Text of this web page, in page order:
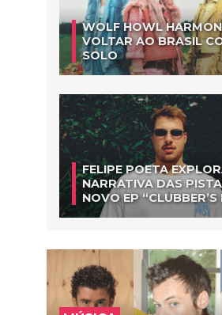
WOLF HOWL
VOLTAR AO BRASIL
SOLO
FELIPE POETA
NARRATIVA DAS
NOVO EP “CLUBBER’S